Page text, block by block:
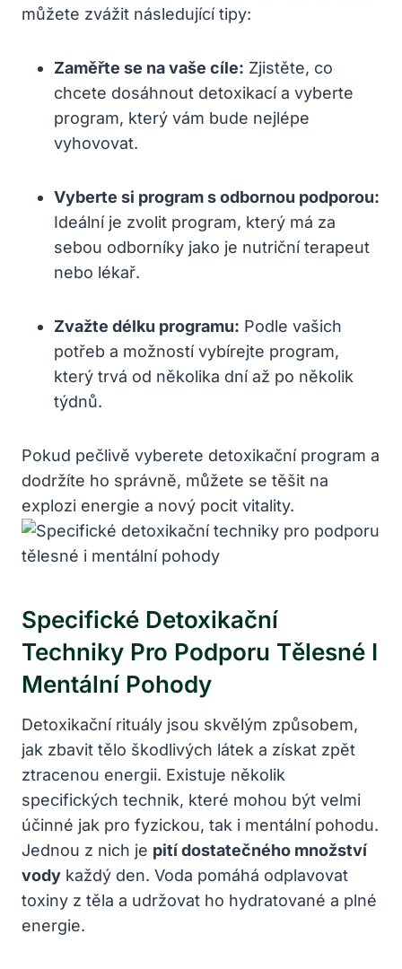
můžete zvážit‍ následující tipy:
Zaměřte se na vaše​ cíle: Zjistěte, co
chcete dosáhnout detoxikací a⁣ vyberte
program, který⁤ vám⁣ bude nejlépe ​
vyhovovat.
Vyberte ​si program s odbornou podporou:
Ideální je zvolit program, ⁣který má za
sebou odborníky jako je nutriční terapeut
nebo⁢ lékař.
Zvažte délku programu: Podle vašich
potřeb a možností vybírejte program,
který trvá od⁤ několika dní až​ po několik⁣
týdnů.
Pokud pečlivě⁤ vyberete ‍detoxikační program a
dodržíte ho správně, můžete se⁢ těšit ⁣na
explozi energie a nový pocit vitality.
Specifické Detoxikační
Techniky Pro ‍podporu Tělesné I
Mentální ‍pohody
Detoxikační rituály​ jsou skvělým způsobem,
jak zbavit⁢ tělo škodlivých látek a získat zpět
ztracenou energii. Existuje několik⁢
specifických ⁢technik, které mohou být velmi
účinné jak pro fyzickou, tak i mentální pohodu.
Jednou z nich je pití dostatečného množství
vody každý ⁤den. Voda pomáhá odplavovat
toxiny z ⁣těla a⁤ udržovat ho ⁤hydratované a plné
energie.